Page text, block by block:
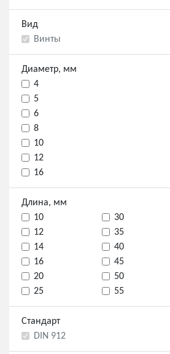
Вид
Винты
Диаметр, мм
4
5
6
8
10
12
16
Длина, мм
10
12
14
16
20
25
30
35
40
45
50
55
Стандарт
DIN 912